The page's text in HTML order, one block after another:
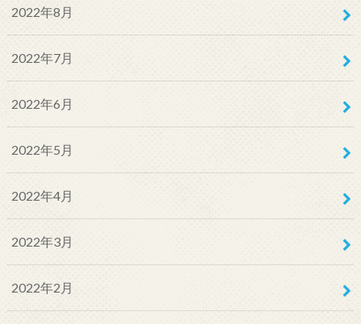
2022年8月
2022年7月
2022年6月
2022年5月
2022年4月
2022年3月
2022年2月